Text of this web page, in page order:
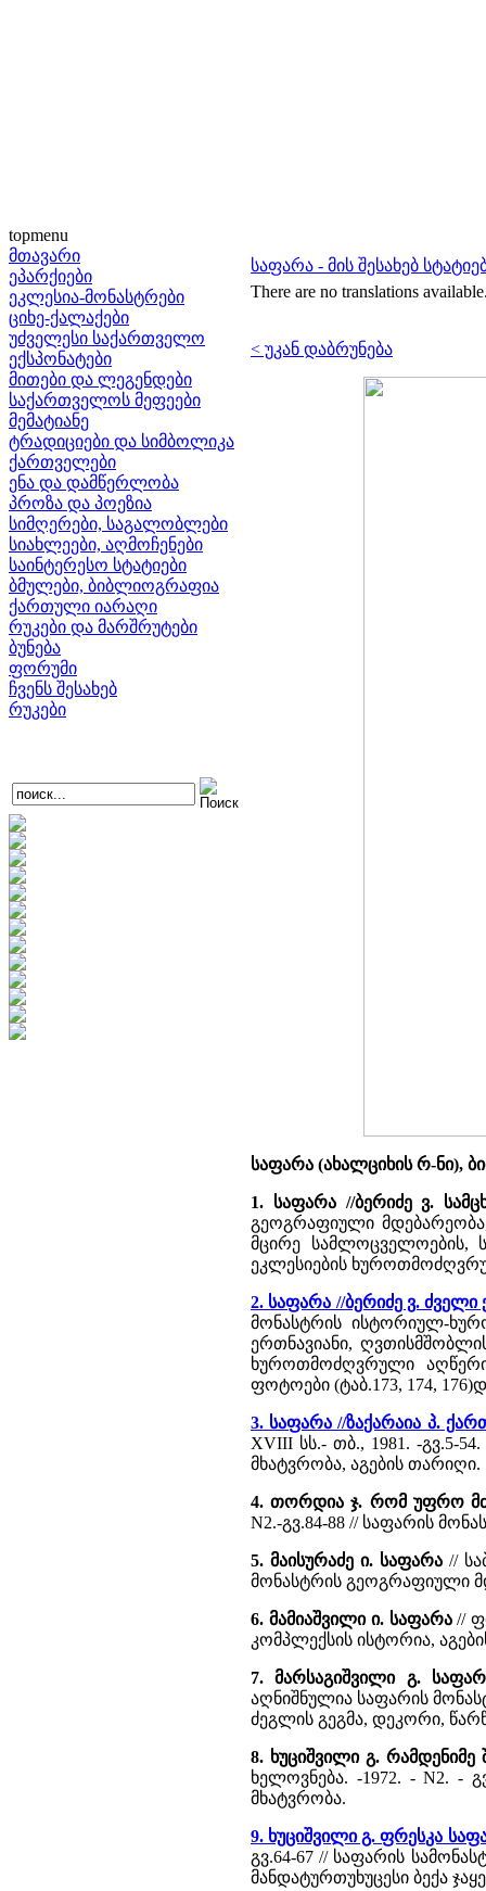
topmenu
მთავარი
ეპარქიები
ეკლესია-მონასტრები
ციხე-ქალაქები
უძველესი საქართველო
ექსპონატები
მითები და ლეგენდები
საქართველოს მეფეები
მემატიანე
ტრადიციები და სიმბოლიკა
ქართველები
ენა და დამწერლობა
პროზა და პოეზია
სიმღერები, საგალობლები
სიახლეები, აღმოჩენები
საინტერესო სტატიები
ბმულები, ბიბლიოგრაფია
ქართული იარაღი
რუკები და მარშრუტები
ბუნება
ფორუმი
ჩვენს შესახებ
რუკები
საფარა - მის შესახებ
There are no translations
< უკან დაბრუნება
საფარა (ახალციხის რ-ნი),
1. საფარა //ბერიძე ვ.
გეოგრაფიული
მცირე სამლოცველოების,
ეკლესიების
2. საფარა //ბერიძე ვ.
მონასტრის ისტორიულ-
ერთნავიანი,
ხუროთმოძღვრული
ფოტოები (ტაბ.173, 174,
3. საფარა //ზაქარაია პ.
XVIII სს.- თბ., 1981. -გვ.5-
მხატვრობა, აგების თარიღი.
4. თორდია ჯ. რომ უფრო
N2.-გვ.84-88 // საფარის
5. მაისურაძე ი. საფარა//
მონასტრის გეოგრაფიული
6. მამიაშვილი ი. საფარა//
კომპლექსის ისტორია,
7. მარსაგიშვილი გ.
აღნიშნულია საფარის
ძეგლის გეგმა, დეკორი,
8. ხუციშვილი გ. რამდენიმე
ხელოვნება. -1972. - N2. -
მხატვრობა.
9. ხუციშვილი გ. ფრესკა
გვ.64-67 // საფარის
მანდატურთუხუცესი ბექა